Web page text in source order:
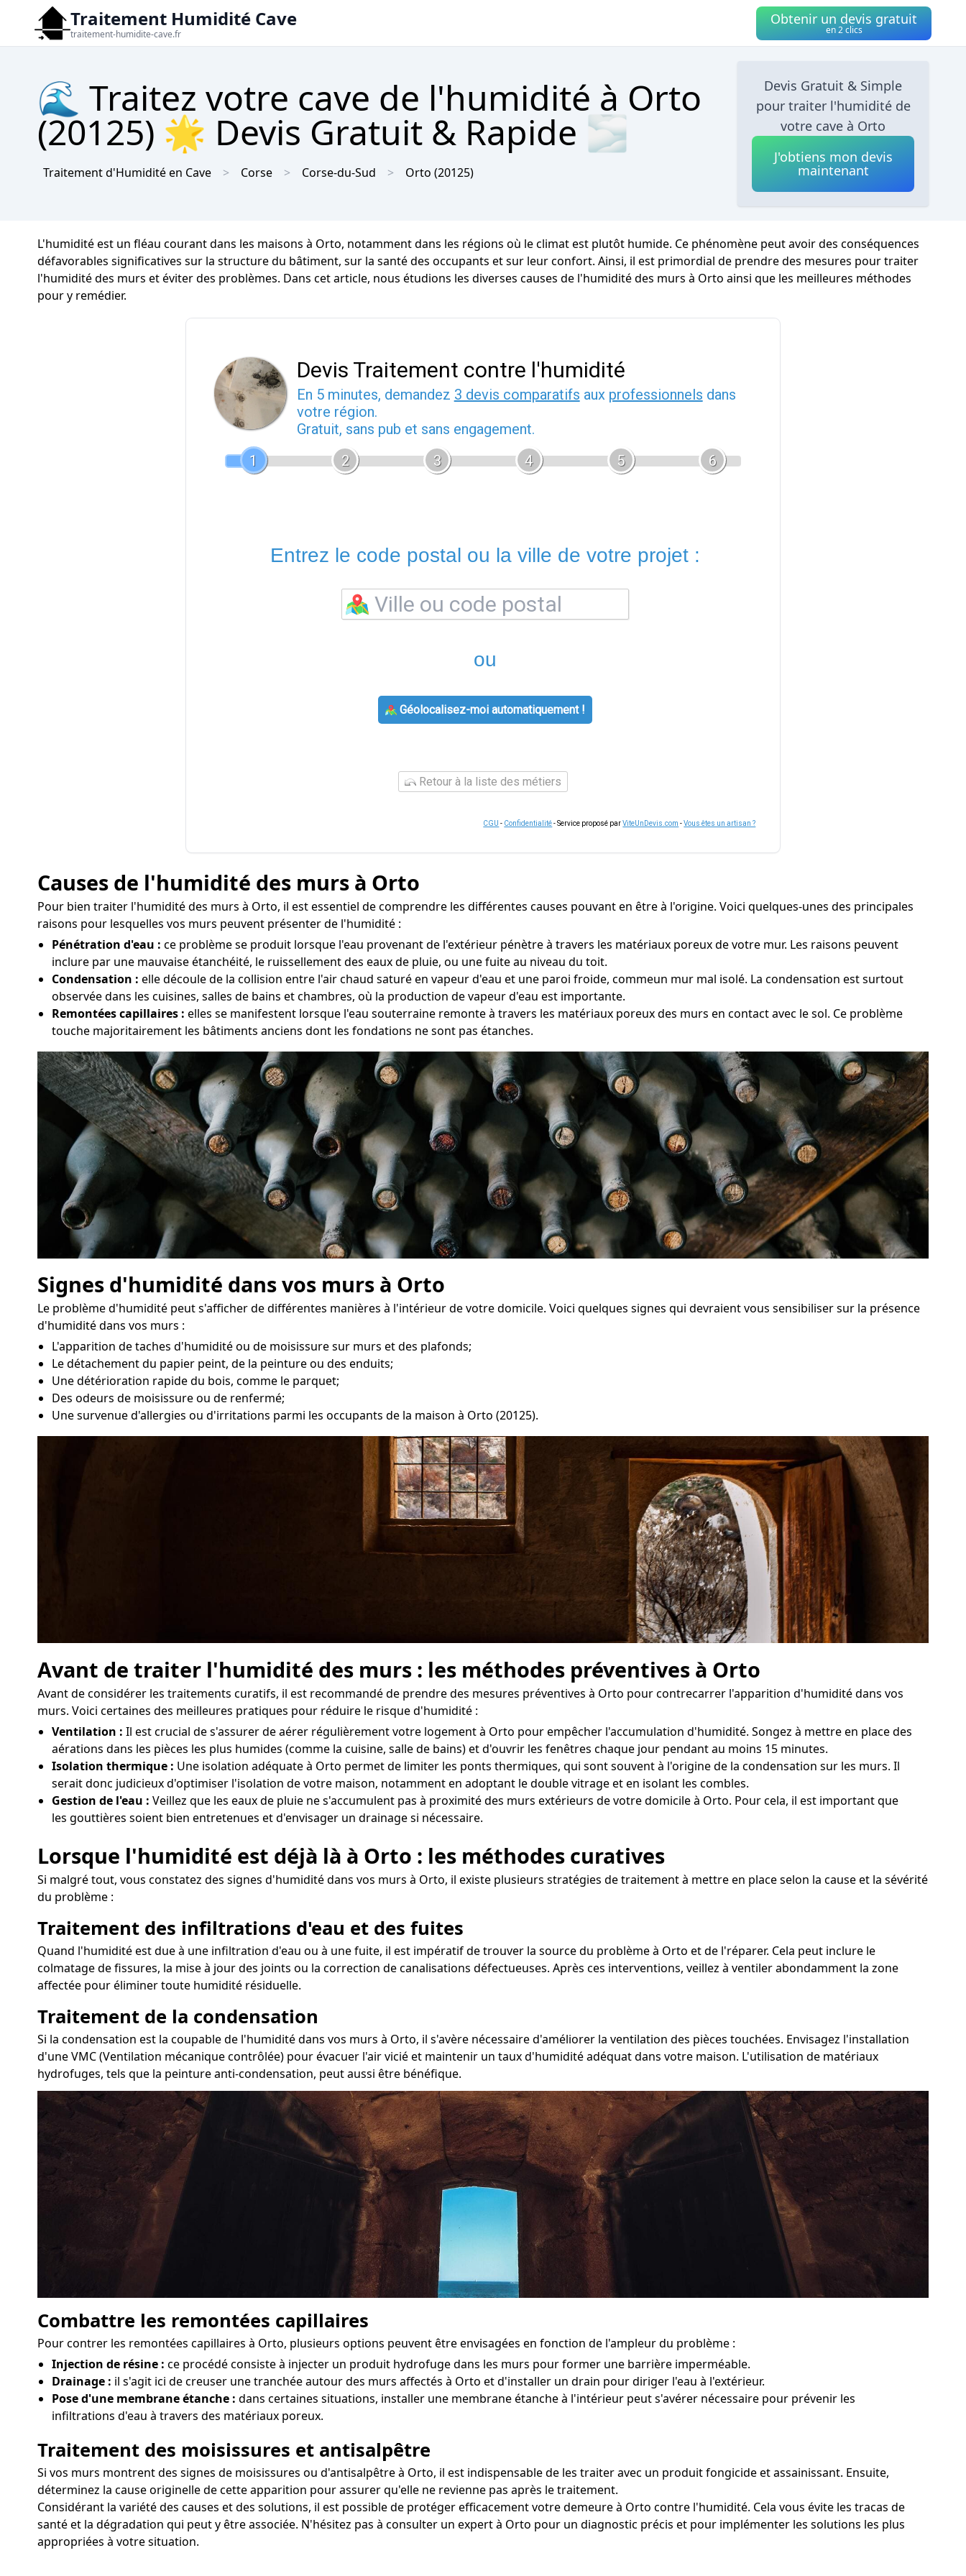
Traitement Humidité Cave
traitement-humidite-cave.fr
Obtenir un devis gratuit
en 2 clics
🌊 Traitez votre cave de l'humidité à Orto
(20125) 🌟 Devis Gratuit & Rapide 🌫
Traitement d'Humidité en Cave Corse Corse-du-Sud Orto (20125)
Devis Gratuit & Simple
pour traiter l'humidité de
votre cave à Orto
J'obtiens mon devis
maintenant
L'humidité est un fléau courant dans les maisons à Orto, notamment dans les régions où le climat est plutôt humide. Ce phénomène peut avoir des conséquences
défavorables significatives sur la structure du bâtiment, sur la santé des occupants et sur leur confort. Ainsi, il est primordial de prendre des mesures pour traiter
l'humidité des murs et éviter des problèmes. Dans cet article, nous étudions les diverses causes de l'humidité des murs à Orto ainsi que les meilleures méthodes
pour y remédier.
Devis Traitement contre l'humidité
En 5 minutes, demandez 3 devis comparatifs aux professionnels dans
votre région.
Gratuit, sans pub et sans engagement.
1
2 3 4 5 6
Entrez le code postal ou la ville de votre projet :
ou
Géolocalisez-moi automatiquement !
Retour à la liste des métiers
CGU - Confidentialité- Service proposé parViteUnDevis.com -Vous êtes un artisan ?
Causes de l'humidité des murs à Orto
Pour bien traiter l'humidité des murs à Orto, il est essentiel de comprendre les différentes causes pouvant en être à l'origine. Voici quelques-unes des principales
raisons pour lesquelles vos murs peuvent présenter de l'humidité :
Pénétration d'eau : ce problème se produit lorsque l'eau provenant de l'extérieur pénètre à travers les matériaux poreux de votre mur. Les raisons peuvent
inclure par une mauvaise étanchéité, le ruissellement des eaux de pluie, ou une fuite au niveau du toit.
Condensation : elle découle de la collision entre l'air chaud saturé en vapeur d'eau et une paroi froide, commeun mur mal isolé. La condensation est surtout
observée dans les cuisines, salles de bains et chambres, où la production de vapeur d'eau est importante.
Remontées capillaires : elles se manifestent lorsque l'eau souterraine remonte à travers les matériaux poreux des murs en contact avec le sol. Ce problème
touche majoritairement les bâtiments anciens dont les fondations ne sont pas étanches.
Signes d'humidité dans vos murs à Orto
Le problème d'humidité peut s'afficher de différentes manières à l'intérieur de votre domicile. Voici quelques signes qui devraient vous sensibiliser sur la présence
d'humidité dans vos murs :
L'apparition de taches d'humidité ou de moisissure sur murs et des plafonds;
Le détachement du papier peint, de la peinture ou des enduits;
Une détérioration rapide du bois, comme le parquet;
Des odeurs de moisissure ou de renfermé;
Une survenue d'allergies ou d'irritations parmi les occupants de la maison à Orto (20125).
Avant de traiter l'humidité des murs : les méthodes préventives à Orto
Avant de considérer les traitements curatifs, il est recommandé de prendre des mesures préventives à Orto pour contrecarrer l'apparition d'humidité dans vos
murs. Voici certaines des meilleures pratiques pour réduire le risque d'humidité :
Ventilation : Il est crucial de s'assurer de aérer régulièrement votre logement à Orto pour empêcher l'accumulation d'humidité. Songez à mettre en place des
aérations dans les pièces les plus humides (comme la cuisine, salle de bains) et d'ouvrir les fenêtres chaque jour pendant au moins 15 minutes.
Isolation thermique : Une isolation adéquate à Orto permet de limiter les ponts thermiques, qui sont souvent à l'origine de la condensation sur les murs. Il
serait donc judicieux d'optimiser l'isolation de votre maison, notamment en adoptant le double vitrage et en isolant les combles.
Gestion de l'eau : Veillez que les eaux de pluie ne s'accumulent pas à proximité des murs extérieurs de votre domicile à Orto. Pour cela, il est important que
les gouttières soient bien entretenues et d'envisager un drainage si nécessaire.
Lorsque l'humidité est déjà là à Orto : les méthodes curatives
Si malgré tout, vous constatez des signes d'humidité dans vos murs à Orto, il existe plusieurs stratégies de traitement à mettre en place selon la cause et la sévérité
du problème :
Traitement des infiltrations d'eau et des fuites
Quand l'humidité est due à une infiltration d'eau ou à une fuite, il est impératif de trouver la source du problème à Orto et de l'réparer. Cela peut inclure le
colmatage de fissures, la mise à jour des joints ou la correction de canalisations défectueuses. Après ces interventions, veillez à ventiler abondamment la zone
affectée pour éliminer toute humidité résiduelle.
Traitement de la condensation
Si la condensation est la coupable de l'humidité dans vos murs à Orto, il s'avère nécessaire d'améliorer la ventilation des pièces touchées. Envisagez l'installation
d'une VMC (Ventilation mécanique contrôlée) pour évacuer l'air vicié et maintenir un taux d'humidité adéquat dans votre maison. L'utilisation de matériaux
hydrofuges, tels que la peinture anti-condensation, peut aussi être bénéfique.
Combattre les remontées capillaires
Pour contrer les remontées capillaires à Orto, plusieurs options peuvent être envisagées en fonction de l'ampleur du problème :
Injection de résine : ce procédé consiste à injecter un produit hydrofuge dans les murs pour former une barrière imperméable.
Drainage : il s'agit ici de creuser une tranchée autour des murs affectés à Orto et d'installer un drain pour diriger l'eau à l'extérieur.
Pose d'une membrane étanche : dans certaines situations, installer une membrane étanche à l'intérieur peut s'avérer nécessaire pour prévenir les
infiltrations d'eau à travers des matériaux poreux.
Traitement des moisissures et antisalpêtre
Si vos murs montrent des signes de moisissures ou d'antisalpêtre à Orto, il est indispensable de les traiter avec un produit fongicide et assainissant. Ensuite,
déterminez la cause originelle de cette apparition pour assurer qu'elle ne revienne pas après le traitement.
Considérant la variété des causes et des solutions, il est possible de protéger efficacement votre demeure à Orto contre l'humidité. Cela vous évite les tracas de
santé et la dégradation qui peut y être associée. N'hésitez pas à consulter un expert à Orto pour un diagnostic précis et pour implémenter les solutions les plus
appropriées à votre situation.